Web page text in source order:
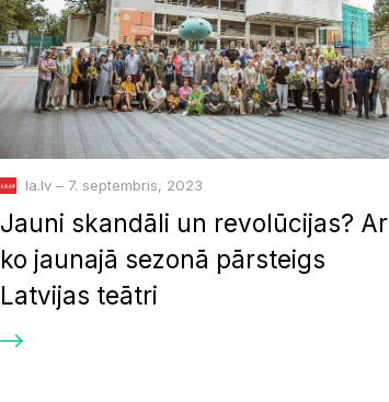
la.lv – 7. septembris, 2023
Jauni skandāli un revolūcijas? Ar
ko jaunajā sezonā pārsteigs
Latvijas teātri